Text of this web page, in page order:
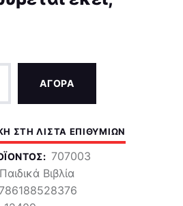
ΑΓΟΡΑ
ΣΤΗ ΛΊΣΤΑ ΕΠΙΘΥΜΙΏΝ
707003
Παιδικά Βιβλία